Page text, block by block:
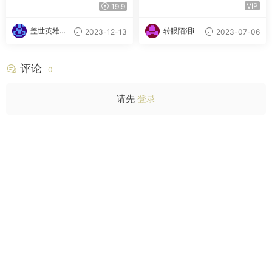
19.9
盖世英雄的
2023-12-13
VIP
转眼陌泪i 2023-07-06
评论 0
请先 登录